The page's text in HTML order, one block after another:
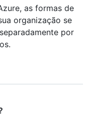
as formas de
organização se
por